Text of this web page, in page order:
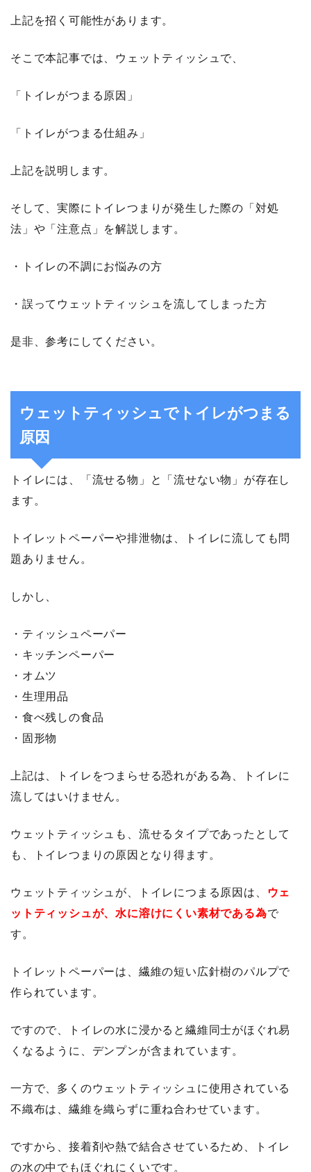
上記を招く可能性があります。
そこで本記事では、ウェットティッシュで、
「トイレがつまる原因」
「トイレがつまる仕組み」
上記を説明します。
そして、実際にトイレつまりが発生した際の「対処
法」や「注意点」を解説します。
・トイレの不調にお悩みの方
・誤ってウェットティッシュを流してしまった方
是非、参考にしてください。
ウェットティッシュでトイレがつまる
原因
トイレには、「流せる物」と「流せない物」が存在し
ます。
トイレットペーパーや排泄物は、トイレに流しても問
題ありません。
しかし、
・ティッシュペーパー
・キッチンペーパー
・オムツ
・生理用品
・食べ残しの食品
・固形物
上記は、トイレをつまらせる恐れがある為、トイレに
流してはいけません。
ウェットティッシュも、流せるタイプであったとして
も、トイレつまりの原因となり得ます。
ウェットティッシュが、トイレにつまる原因は、
ウェ
ットティッシュが、水に溶けにくい素材である為で
す。
トイレットペーパーは、繊維の短い広針樹のパルプで
作られています。
ですので、トイレの水に浸かると繊維同士がほぐれ易
くなるように、デンプンが含まれています。
一方で、多くのウェットティッシュに使用されている
不織布は、繊維を織らずに重ね合わせています。
ですから、接着剤や熱で結合させているため、トイレ
の水の中でもほぐれにくいです。